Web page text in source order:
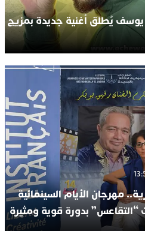
يُطلق أغنية جديدة بمزيج
مهرجان الأيام السينمائية
“التقاعس” بدورة قوية ومثيرة